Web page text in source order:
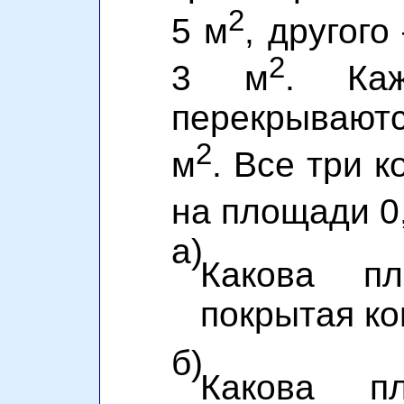
5 м2,
3 м2.
м2. Все три
на площади
а)
Какова
покрытая
б)
Какова